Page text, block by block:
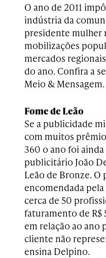
O ano de 2011
indústria da
presidente mulher
mobilizações
mercados
do ano. Confira a
Meio & Mensagem.
Fome de Leão
Se a publicidade
com muitos
360 o ano foi
publicitário João
Leão de Bronze.
encomendada
cerca de 50
faturamento de
em relação ao ano
cliente não
ensina Delpino.